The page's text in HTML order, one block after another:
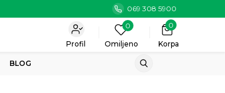
069 308 5900
Korpa
0
0
Omiljeno
Profil
BLOG